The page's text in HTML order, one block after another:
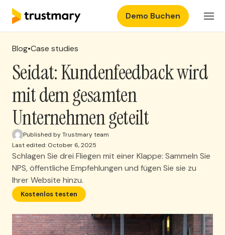
Produkte
Preisgestaltung
Einloggen
Demo Buchen
Blog•Case studies
Seidat: Kundenfeedback wird
mit dem gesamten
Unternehmen geteilt
Published by Trustmary team
Last edited: October 6, 2025
Schlagen Sie drei Fliegen mit einer Klappe: Sammeln Sie
NPS, öffentliche Empfehlungen und fügen Sie sie zu
Ihrer Website hinzu.
Kostenlos testen